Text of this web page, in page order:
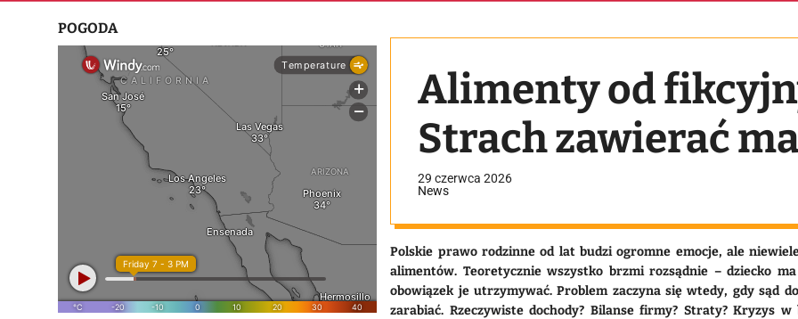
Alimenty od
Strach zawierać
29 czerwca 2026
News
Polskie prawo rodzinne od lat budzi ogromne emocje, ale
alimentów. Teoretycznie wszystko brzmi rozsądnie – dziecko
obowiązek je utrzymywać. Problem zaczyna się wtedy, gdy sąd
zarabiać. Rzeczywiste dochody? Bilanse firmy? Straty? Kryzys
POGODA